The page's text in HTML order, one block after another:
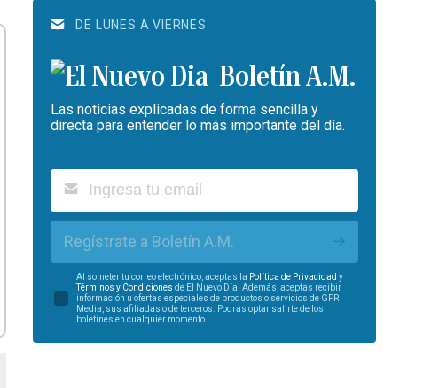
DE LUNES A VIERNES
Boletín A.M.
Las noticias explicadas de forma sencilla y
directa para entender lo más importante del día.
Regístrate a Boletín A.M.
Al someter tu correo electrónico, aceptas la Política de Privacidad y
Términos y Condiciones de El Nuevo Día. Además, aceptas recibir
información u ofertas especiales de productos o servicios de GFR
Media, sus afiliadas o de terceros. Podrás optar salirte de los
boletines en cualquier momento.